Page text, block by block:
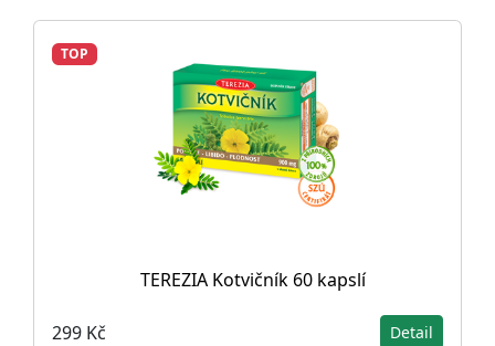
TOP
TEREZIA Kotvičník 60 kapslí
299 Kč Detail